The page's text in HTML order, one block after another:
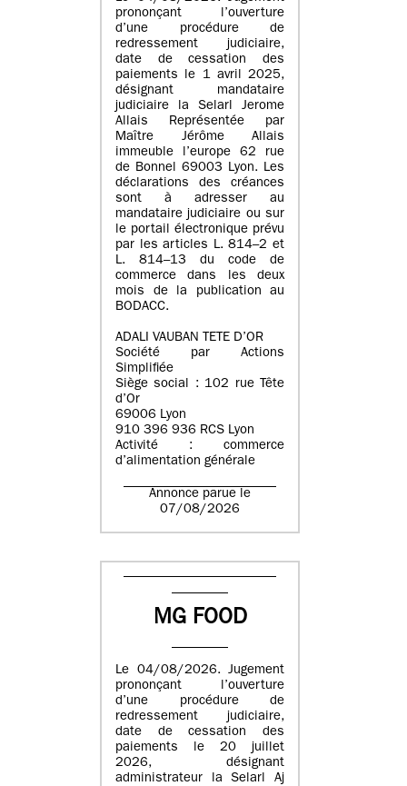
prononçant l’ouverture
d’une procédure de
redressement judiciaire,
date de cessation des
paiements le 1 avril 2025,
désignant mandataire
judiciaire la Selarl Jerome
Allais Représentée par
Maître Jérôme Allais
immeuble l’europe 62 rue
de Bonnel 69003 Lyon. Les
déclarations des créances
sont à adresser au
mandataire judiciaire ou sur
le portail électronique prévu
par les articles L. 814–2 et
L. 814–13 du code de
commerce dans les deux
mois de la publication au
BODACC.
ADALI VAUBAN TETE D’OR
Société par Actions
Simplifiée
Siège social : 102 rue Tête
d’Or
69006 Lyon
910 396 936 RCS Lyon
Activité : commerce
d’alimentation générale
Annonce parue le
07/08/2026
MG FOOD
Le 04/08/2026. Jugement
prononçant l’ouverture
d’une procédure de
redressement judiciaire,
date de cessation des
paiements le 20 juillet
2026, désignant
administrateur la Selarl Aj